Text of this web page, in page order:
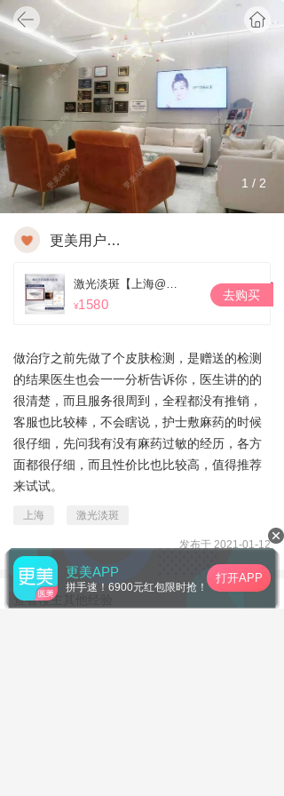
分享
更美用户FiA8FhU7m0
更美APP
拼手速！6900元红包限时抢！
打开APP
1 / 2
更美用户FiA8FhU7m0
¥1580
去购买
做治疗之前先做了个皮肤检测，是赠送的检测
的结果医生也会一一分析告诉你，医生讲的的
很清楚，而且服务很周到，全程都没有推销，
客服也比较棒，不会瞎说，护士敷麻药的时候
很仔细，先问我有没有麻药过敏的经历，各方
面都很仔细，而且性价比也比较高，值得推荐
来试试。
上海 激光淡斑
发布于 2021-01-12
查看楼主其他经验